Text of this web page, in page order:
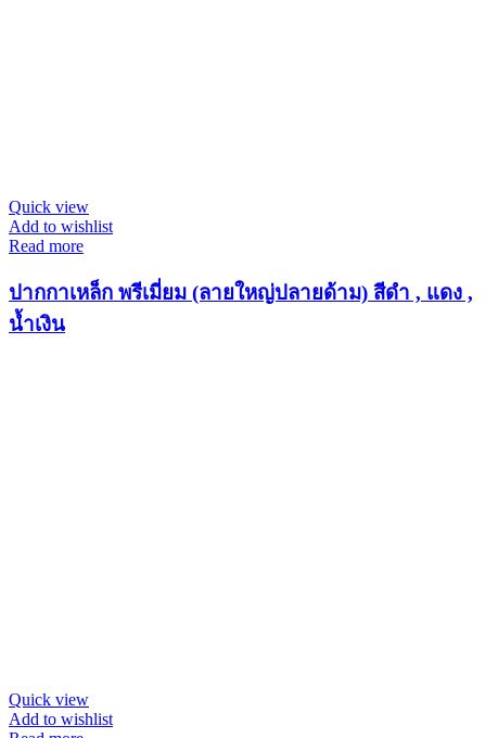
Quick view
Add to wishlist
Read more
ปากกาเหล็ก พรีเมี่ยม (ลายใหญ่ปลายด้าม) สีดำ , แดง ,
น้ำเงิน
Quick view
Add to wishlist